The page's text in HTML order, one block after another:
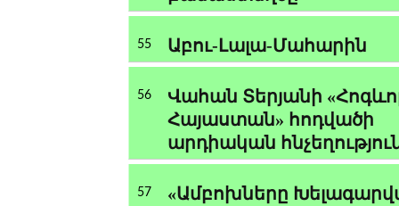
55 Աբու-Լալա-Մահարին
56
Վահան Տերյանի
Հայաստան» հոդվածի
արդիական
57
«Ամբոխները